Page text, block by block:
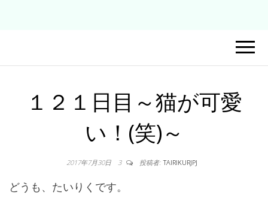
１２１日目～猫が可愛
い！(笑)～
2017年7月30日 3 投稿者: TAIRIKURJPJ
どうも、たいりくです。